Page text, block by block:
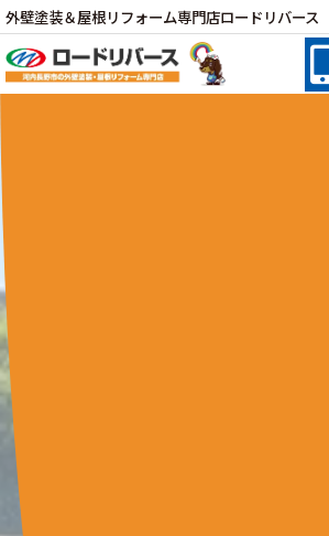
外壁塗装＆屋根リフォーム専門店ロードリバース